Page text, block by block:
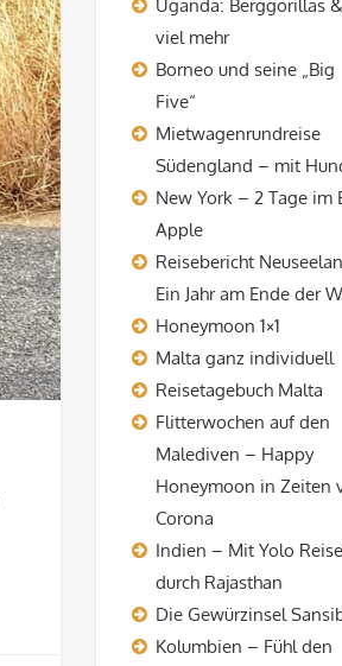
Uganda: Berggorillas &
viel mehr
Borneo und seine „Big
Five“
Mietwagenrundreise
Südengland – mit
New York – 2 Tage im
Apple
Reisebericht
Ein Jahr am Ende der
Honeymoon 1×1
Malta ganz individuell
Reisetagebuch Malta
Flitterwochen auf den
Malediven – Happy
Honeymoon in Zeiten
Corona
Indien – Mit Yolo
durch Rajasthan
Die Gewürzinsel
Kolumbien – Fühl den